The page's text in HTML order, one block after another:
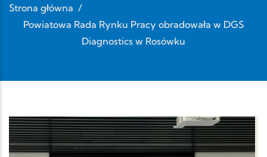
Strona główna /
Powiatowa Rada Rynku Pracy obradowała w DGS
Diagnostics w Rosówku